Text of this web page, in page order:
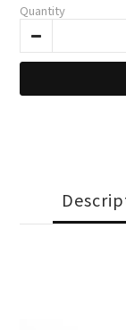
Quantity